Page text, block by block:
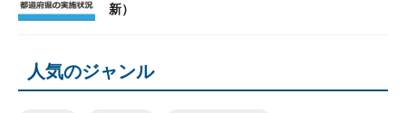
新）
人気のジャンル